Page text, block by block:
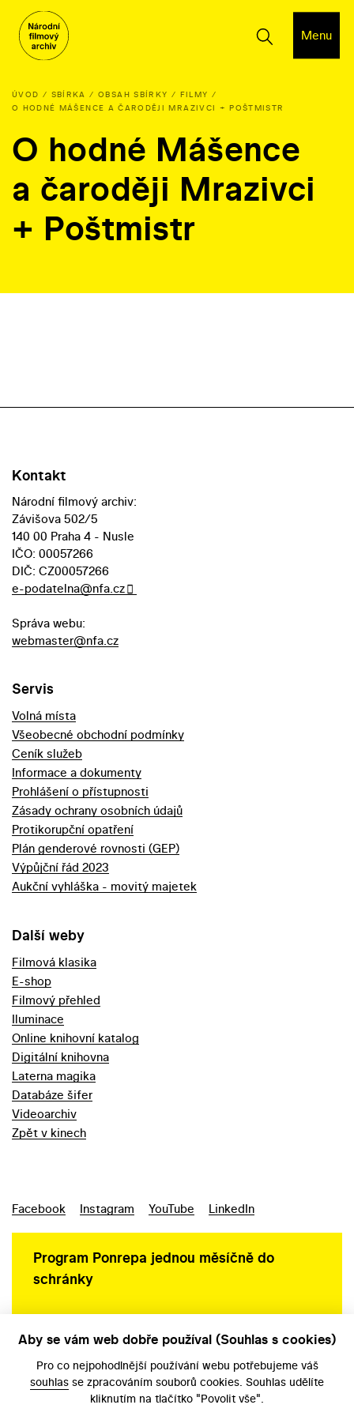
Menu
ÚVOD SBÍRKA OBSAH SBÍRKY
FILMY
O HODNÉ MÁŠENCE A ČARODĚJI MRAZIVCI + POŠTMISTR
O hodné Mášence
a čaroději Mrazivci
+ Poštmistr
Kontakt
Národní filmový archiv:
Závišova 502/5
140 00 Praha 4 - Nusle
IČO: 00057266
DIČ: CZ00057266
e-podatelna@nfa.cz
Správa webu:
webmaster@nfa.cz
Servis
Volná místa
Všeobecné obchodní podmínky
Ceník služeb
Informace a dokumenty
Prohlášení o přístupnosti
Zásady ochrany osobních údajů
Protikorupční opatření
Plán genderové rovnosti (GEP)
Výpůjční řád 2023
Aukční vyhláška - movitý majetek
Další weby
Filmová klasika
E-shop
Filmový přehled
Iluminace
Online knihovní katalog
Digitální knihovna
Laterna magika
Databáze šifer
Videoarchiv
Zpět v kinech
Facebook Instagram YouTube LinkedIn
Program Ponrepa jednou měsíčně do
schránky
Aby se vám web dobře používal (Souhlas s cookies)
Pro co nejpohodlnější používání webu potřebujeme váš
souhlas se zpracováním souborů cookies. Souhlas udělíte
kliknutím na tlačítko "Povolit vše".